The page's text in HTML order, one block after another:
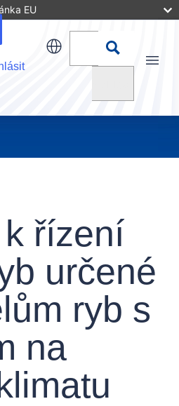
EU
Menu
řízení
určené
ryb s
na